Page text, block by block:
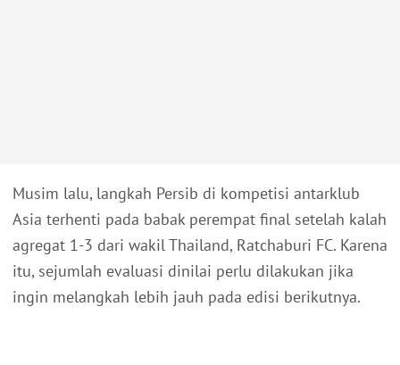
Musim lalu, langkah Persib di kompetisi antarklub
Asia terhenti pada babak perempat final setelah kalah
agregat 1-3 dari wakil Thailand, Ratchaburi FC. Karena
itu, sejumlah evaluasi dinilai perlu dilakukan jika
ingin melangkah lebih jauh pada edisi berikutnya.